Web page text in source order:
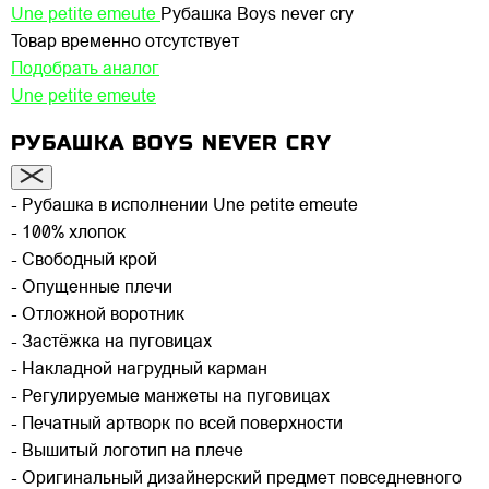
Une petite emeute Рубашка Boys never cry
Товар временно отсутствует
Подобрать аналог
Une petite emeute
РУБАШКА BOYS NEVER CRY
- Рубашка в исполнении Une petite emeute
- 100% хлопок
- Свободный крой
- Опущенные плечи
- Отложной воротник
- Застёжка на пуговицах
- Накладной нагрудный карман
- Регулируемые манжеты на пуговицах
- Печатный артворк по всей поверхности
- Вышитый логотип на плече
- Оригинальный дизайнерский предмет повседневного